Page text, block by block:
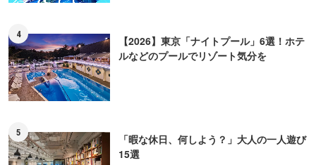
4
【2026】東京「ナイトプール」6選！ホテ
ルなどのプールでリゾート気分を
5
「暇な休日、何しよう？」大人の一人遊び
15選